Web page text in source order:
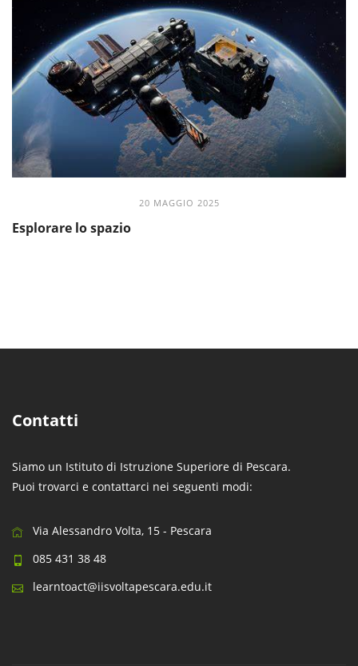
20 MAGGIO 2025
Esplorare lo spazio
Contatti
Siamo un Istituto di Istruzione Superiore di Pescara.
Puoi trovarci e contattarci nei seguenti modi:
Via Alessandro Volta, 15 - Pescara
085 431 38 48
learntoact@iisvoltapescara.edu.it